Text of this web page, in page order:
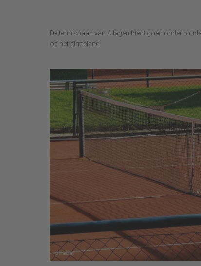
De tennisbaan van Allagen biedt goed
op het platteland.